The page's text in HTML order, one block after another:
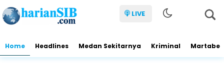
LIVE
Home Headlines Medan Sekitarnya Kriminal Martabe